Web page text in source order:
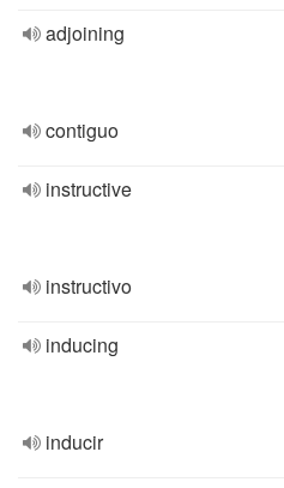
adjoining
contiguo
instructive
instructivo
inducing
inducir